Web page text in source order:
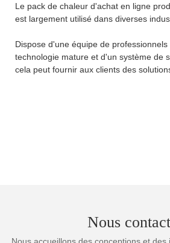
Le pack de chaleur d'achat en ligne
est largement utilisé dans diverses
Dispose d'une équipe de
technologie mature et d'un système de
cela peut fournir aux clients des
Nous
Nous accueillons des conceptions et